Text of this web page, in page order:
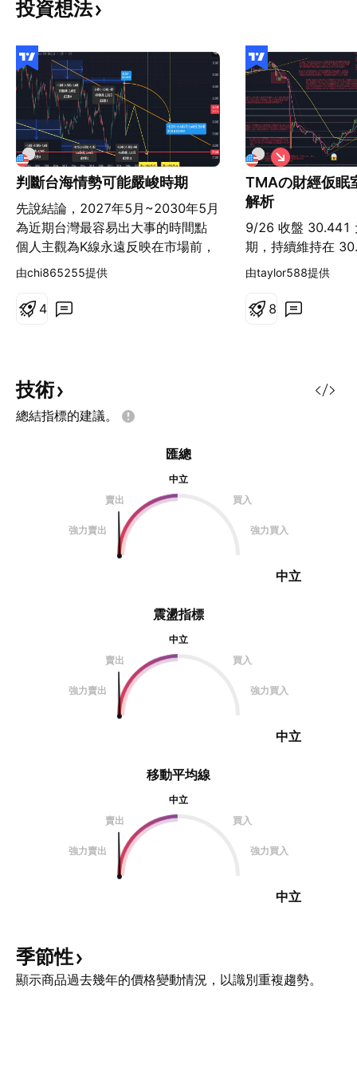
投資想法
判斷台海情勢可能嚴峻時期
先說結論，2027年5月~2030年5月
為近期台灣最容易出大事的時間點
個人主觀為K線永遠反映在市場前，
依照台幣對美金全歷史可觀察，
將收斂至末端。 2009年前，每年的
下個週期底點為2030年5月，高點
可能落在2035年5月，市場通常在
進入低點前，結束事件的鋒頭，才會
更慘，接著將伴隨盤整選擇下個方
向。 27.45為1984年至1997年的
大型頭肩底，因此2027落底行情也
將預估在此停止不會輕易形成跌破。
由chi865255提供
4
TMAの財經仮眠
解析
9/26 收盤 30.441
期，持續維持在
盪。週內 9/17 一
要整理區間。 不
前的貶值滿足點
而此位置亦接近
週回顧 : 9/19收盤
看
空
由taylor588提供
8
技術
總結指標的建議。
震盪指標
中立
賣出
買入
強力賣出 強力買入
中立
匯總
中立
賣出
買入
強力賣出 強力買入
中立
移動平均線
中立
賣出
買入
強力賣出 強力買入
中立
季節性
顯示商品過去幾年的價格變動情況，以識別重複趨勢。